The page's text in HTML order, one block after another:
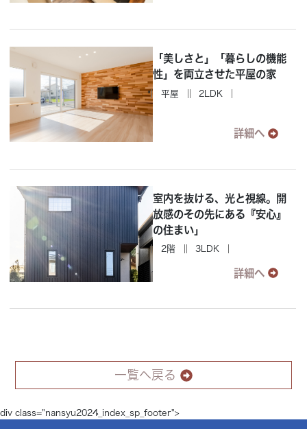
「美しさと」「暮らしの機能
性」を両立させた平屋の家
平屋 2LDK
詳細へ
室内を抜ける、光と視線。開
放感のその先にある『安心』
の住まい」
2階 3LDK
詳細へ
一覧へ戻る
div class="nansyu2024_index_sp_footer">